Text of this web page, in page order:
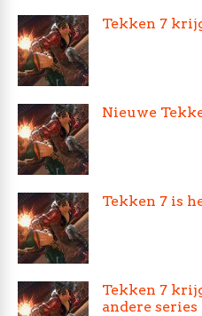
Tekken 7
Nieuwe
Tekken 7 is
Tekken 7
andere series